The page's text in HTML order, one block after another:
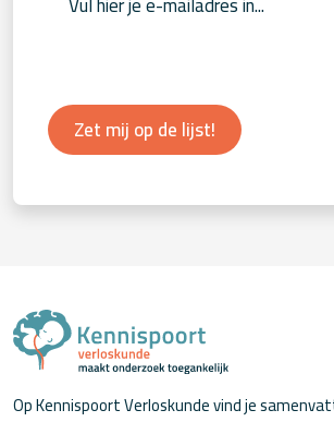
Zet mij op de lijst!
Op Kennispoort Verloskunde vind je